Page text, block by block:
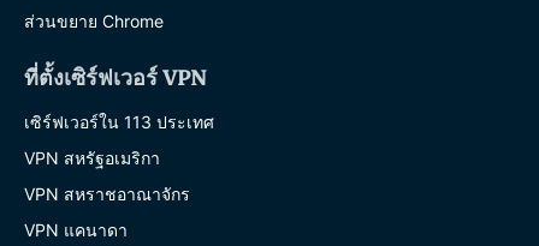
ส่วนขยาย Chrome
ที่ตั้งเซิร์ฟเวอร์ VPN
เซิร์ฟเวอร์ใน 113 ประเทศ
VPN สหรัฐอเมริกา
VPN สหราชอาณาจักร
VPN แคนาดา